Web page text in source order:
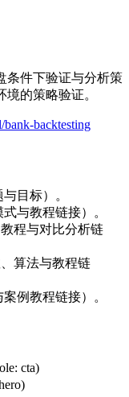
条件下验证与分析策
的策略验证。
backtesting
目标）。
与教程链接）。
程与对比分析链
算法与教程链
例教程链接）。
cta)